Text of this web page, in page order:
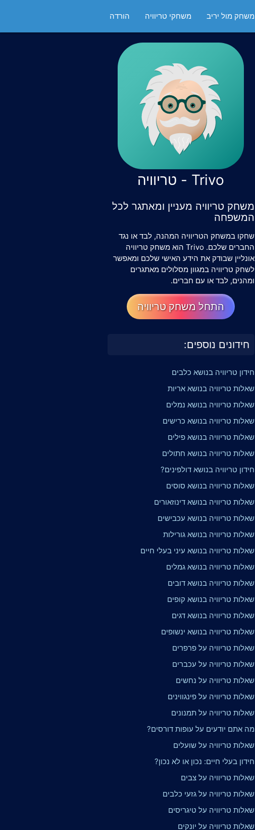
משחק מול יריב משחקי טריוויה הורדה
Trivo - טריוויה
משחק טריוויה מעניין ומאתגר לכל
המשפחה
שחקו במשחק הטריוויה המהנה, לבד או נגד
החברים שלכם. Trivo הוא משחק טריוויה
אונליין שבודק את הידע האישי שלכם ומאפשר
לשחק טריוויה במגוון מסלולים מאתגרים
ומהנים, לבד או עם חברים.
התחל משחק טריוויה
חידונים נוספים:
חידון טריוויה בנושא כלבים
שאלות טריוויה בנושא אריות
שאלות טריוויה בנושא נמלים
שאלות טריוויה בנושא כרישים
שאלות טריוויה בנושא פילים
שאלות טריוויה בנושא חתולים
חידון טריוויה בנושא דולפינים?
שאלות טריוויה בנושא סוסים
שאלות טריוויה בנושא דינוזאורים
שאלות טריוויה בנושא עכבישים
שאלות טריוויה בנושא גורילות
שאלות טריוויה בנושא עיני בעלי חיים
שאלות טריוויה בנושא גמלים
שאלות טריוויה בנושא דובים
שאלות טריוויה בנושא קופים
שאלות טריוויה בנושא דגים
שאלות טריוויה בנושא ינשופים
שאלות טריוויה על פרפרים
שאלות טריוויה על עכברים
שאלות טריוויה על נחשים
שאלות טריוויה על פינגווינים
שאלות טריוויה על תמנונים
מה אתם יודעים על עופות דורסים?
שאלות טריוויה על שועלים
חידון בעלי חיים: נכון או לא נכון?
שאלות טריוויה על צבים
שאלות טריוויה על גזעי כלבים
שאלות טריוויה על טיגריסים
שאלות טריוויה על יונקים